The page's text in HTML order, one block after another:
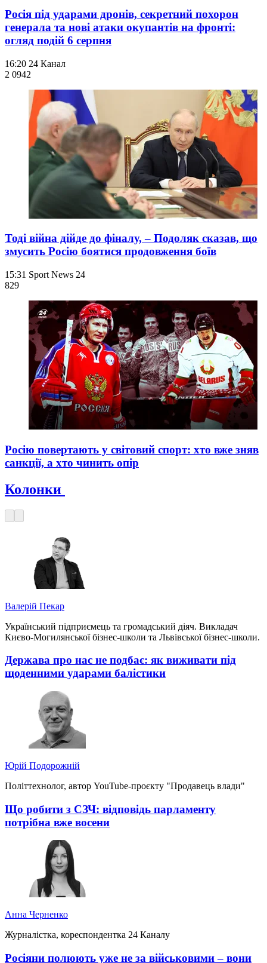
Росія під ударами дронів, секретний похорон
генерала та нові атаки окупантів на фронті:
огляд подій 6 серпня
16:20 24 Канал
2 0942
Тоді війна дійде до фіналу, – Подоляк сказав, що
змусить Росію боятися продовження боїв
15:31 Sport News 24
829
Росію повертають у світовий спорт: хто вже зняв
санкції, а хто чинить опір
Колонки
Валерій Пекар
Український підприємець та громадський діяч. Викладач
Києво-Могилянської бізнес-школи та Львівської бізнес-школи.
Держава про нас не подбає: як виживати під
щоденними ударами балістики
Юрій Подорожній
Політтехнолог, автор YouTube-проєкту "Продавець влади"
Що робити з СЗЧ: відповідь парламенту
потрібна вже восени
Анна Черненко
Журналістка, кореспондентка 24 Каналу
Росіяни полюють уже не за військовими – вони